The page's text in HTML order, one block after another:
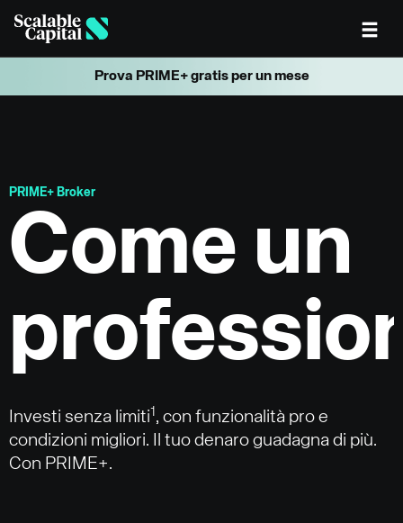
Prova PRIME+ gratis per un mese
PRIME+ Broker
Come un
Investi senza limiti1 , con funzionalità pro e
condizioni migliori. Il tuo denaro guadagna di più.
Con PRIME+.